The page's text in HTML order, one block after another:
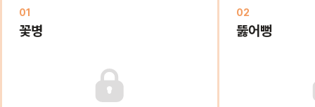
01
꽃병
02
뚫어뻥